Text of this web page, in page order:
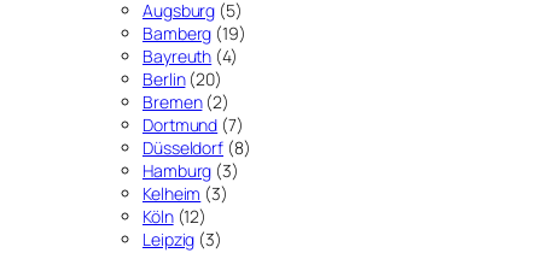
Augsburg (5)
Bamberg (19)
Bayreuth (4)
Berlin(20)
Bremen(2)
Dortmund (7)
Düsseldorf (8)
Hamburg (3)
Kelheim (3)
Köln(12)
Leipzig (3)